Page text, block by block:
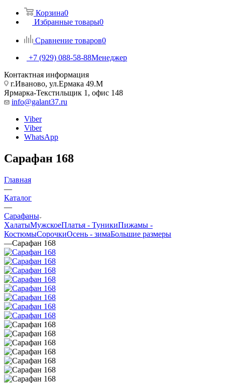
Корзина0
Избранные товары0
Сравнение товаров0
+7 (929) 088-58-88Менеджер
Контактная информация
г.Иваново, ул.Ермака 49.M
Ярмарка-Текстильщик 1, офис 148
info@galant37.ru
Viber
Viber
WhatsApp
Сарафан 168
Главная
—
Каталог
—
Сарафаны
ХалатыМужскоеПлатья - ТуникиПижамы -
КостюмыСорочкиOсень - зимаБольшие размеры
—Сарафан 168